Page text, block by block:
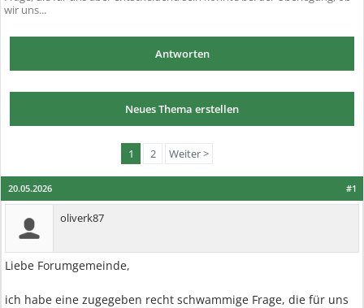
wir uns...
Antworten
Neues Thema erstellen
1 2 Weiter >
#1
20.05.2026
oliverk87
Liebe Forumgemeinde,
ich habe eine zugegeben recht schwammige Frage, die für uns